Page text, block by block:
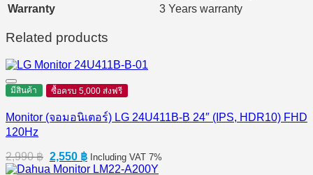
Warranty
3 Years warranty
Related products
มีสินค้า ซื้อครบ 5,000 ส่งฟรี
Monitor (จอมอนิเตอร์) LG 24U411B-B 24″ (IPS, HDR10) FHD
120Hz
2,990฿ Original
price
2,550 ฿Current
price
Including VAT 7%